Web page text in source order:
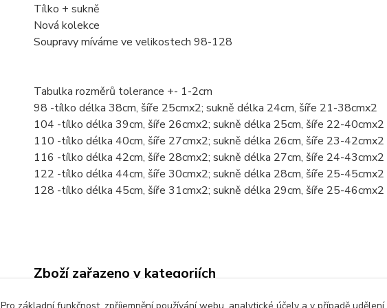
Tílko + sukně
Nová kolekce
Soupravy míváme ve velikostech 98-128
Tabulka rozměrů tolerance +- 1-2cm
98 -tílko délka 38cm, šíře 25cmx2; sukně délka 24cm, šíře 21-38cmx2
104 -tílko délka 39cm, šíře 26cmx2; sukně délka 25cm, šíře 22-40cmx2
110 -tílko délka 40cm, šíře 27cmx2; sukně délka 26cm, šíře 23-42cmx2
116 -tílko délka 42cm, šíře 28cmx2; sukně délka 27cm, šíře 24-43cmx2
122 -tílko délka 44cm, šíře 30cmx2; sukně délka 28cm, šíře 25-45cmx2
128 -tílko délka 45cm, šíře 31cmx2; sukně délka 29cm, šíře 25-46cmx2
Zboží zařazeno v kategoriích
Dětské oblečení Komplety, soupravy